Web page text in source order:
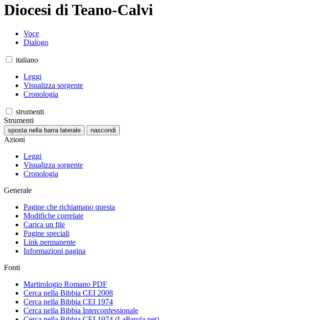
Diocesi di Teano-Calvi
Voce
Dialogo
italiano
Leggi
Visualizza sorgente
Cronologia
strumenti
Strumenti
sposta nella barra laterale nascondi
Azioni
Leggi
Visualizza sorgente
Cronologia
Generale
Pagine che richiamano questa
Modifiche correlate
Carica un file
Pagine speciali
Link permanente
Informazioni pagina
Fonti
Martirologio Romano PDF
Cerca nella Bibbia CEI 2008
Cerca nella Bibbia CEI 1974
Cerca nella Bibbia Interconfessionale